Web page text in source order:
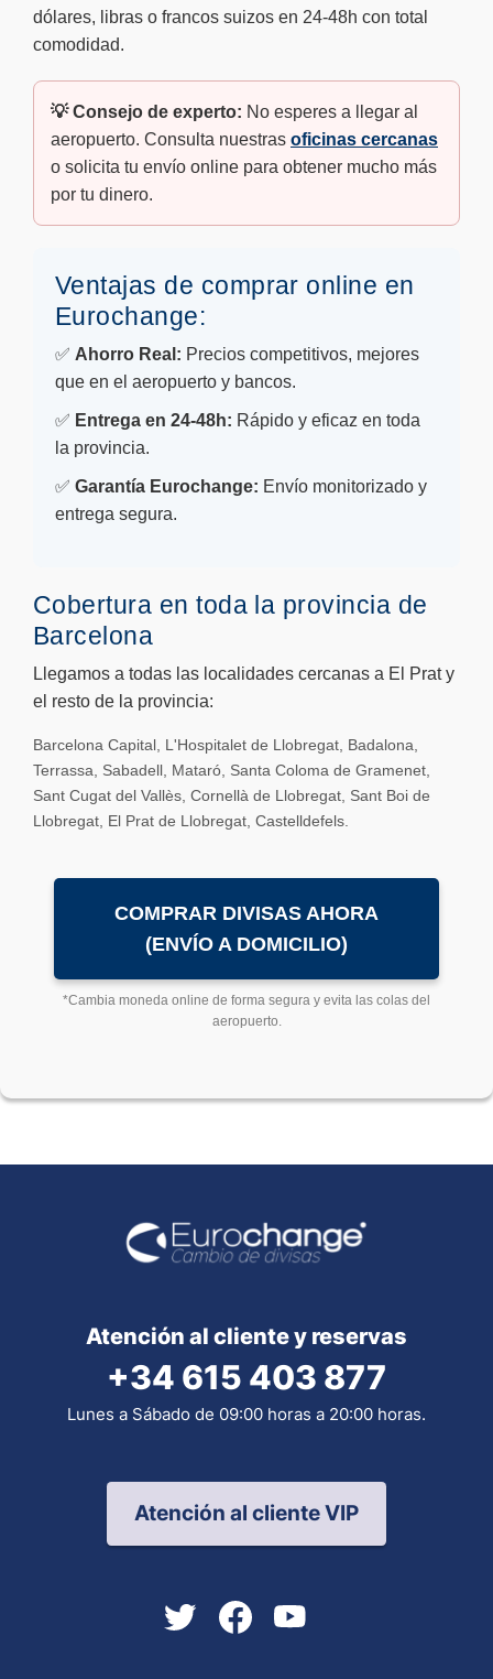
dólares, libras o francos suizos en 24-48h con total
comodidad.
💡 Consejo de experto: No esperes a llegar al
aeropuerto. Consulta nuestras oficinas cercanas
o solicita tu envío online para obtener mucho más
por tu dinero.
Ventajas de comprar online en
Eurochange:
✅ Ahorro Real: Precios competitivos, mejores
que en el aeropuerto y bancos.
✅ Entrega en 24-48h: Rápido y eficaz en toda
la provincia.
✅ Garantía Eurochange: Envío monitorizado y
entrega segura.
Cobertura en toda la provincia de
Barcelona
Llegamos a todas las localidades cercanas a El Prat y
el resto de la provincia:
Barcelona Capital, L'Hospitalet de Llobregat, Badalona,
Terrassa, Sabadell, Mataró, Santa Coloma de Gramenet,
Sant Cugat del Vallès, Cornellà de Llobregat, Sant Boi de
Llobregat, El Prat de Llobregat, Castelldefels.
COMPRAR DIVISAS AHORA
(ENVÍO A DOMICILIO)
*Cambia moneda online de forma segura y evita las colas del
aeropuerto.
Atención al cliente y reservas
+34 615 403 877
Lunes a Sábado de 09:00 horas a 20:00 horas.
Atención al cliente VIP